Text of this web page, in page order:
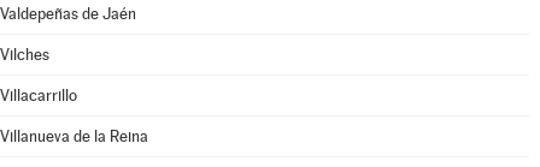
Valdepeñas de Jaén
Vilches
Villacarrillo
Villanueva de la Reina